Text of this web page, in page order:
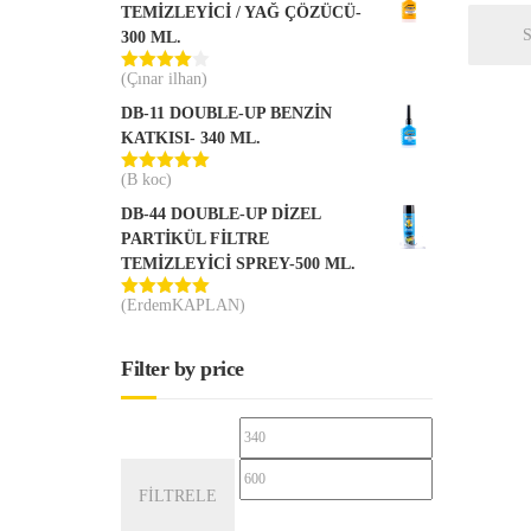
TEMİZLEYİCİ / YAĞ ÇÖZÜCÜ-
300 ML.
5
4oy aldı
(Çınar ilhan)
DB-11 DOUBLE-UP BENZİN
KATKISI- 340 ML.
5 üzerinden
(B koc)
DB-44 DOUBLE-UP DİZEL
PARTİKÜL FİLTRE
TEMİZLEYİCİ SPREY-500 ML.
5 üzerinden
(ErdemKAPLAN)
Filter by price
En
fiyat fiyat
FILTRELE